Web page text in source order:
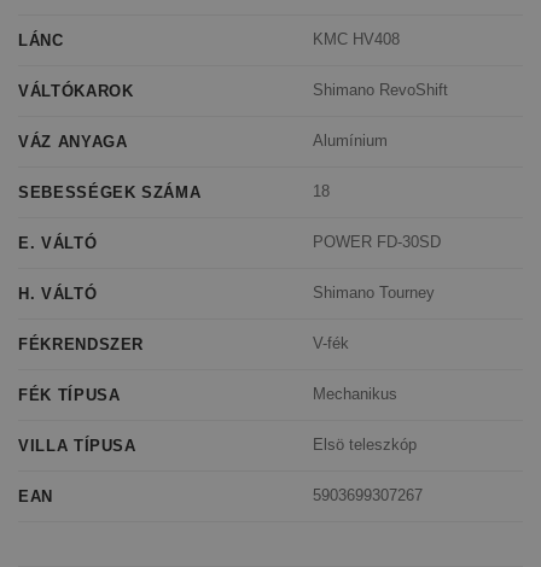
LÁNC KMC HV408
VÁLTÓKAROK Shimano RevoShift
VÁZ ANYAGA Alumínium
SEBESSÉGEK SZÁMA 18
E. VÁLTÓ POWER FD-30SD
H. VÁLTÓ Shimano Tourney
FÉKRENDSZER V-fék
FÉK TÍPUSA Mechanikus
VILLA TÍPUSA Elsö teleszkóp
EAN 5903699307267